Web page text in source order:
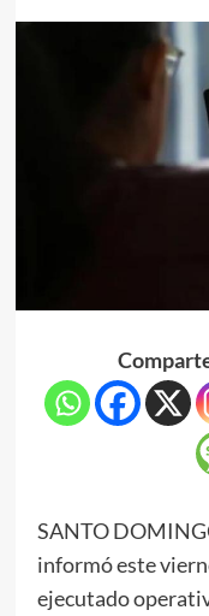
SANTO
informó este
ejecutado